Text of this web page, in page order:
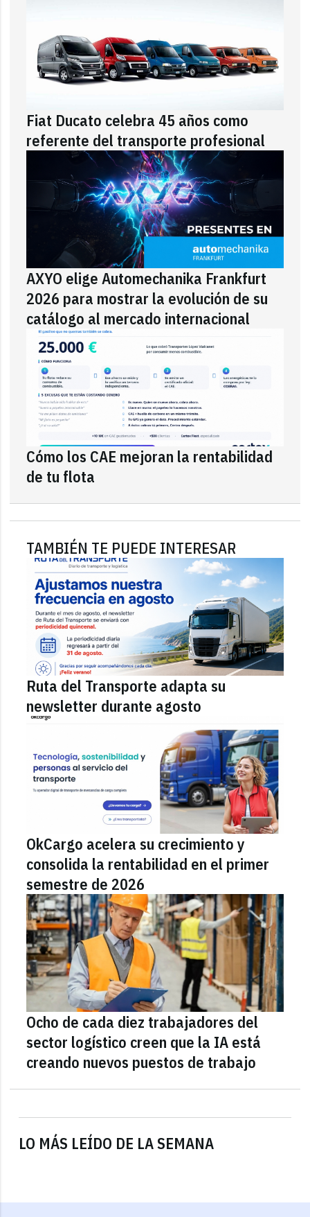
LO MÁS LEÍDO DE LA SEMANA
Fiat Ducato celebra 45 años como
referente del transporte profesional
AXYO elige Automechanika Frankfurt
2026 para mostrar la evolución de su
catálogo al mercado internacional
Cómo los CAE mejoran la rentabilidad
de tu flota
TAMBIÉN TE PUEDE INTERESAR
Ruta del Transporte adapta su
newsletter durante agosto
OkCargo acelera su crecimiento y
consolida la rentabilidad en el primer
semestre de 2026
Ocho de cada diez trabajadores del
sector logístico creen que la IA está
creando nuevos puestos de trabajo